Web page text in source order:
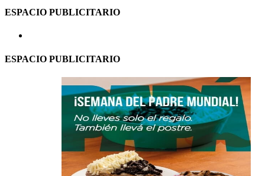
ESPACIO PUBLICITARIO
ESPACIO PUBLICITARIO